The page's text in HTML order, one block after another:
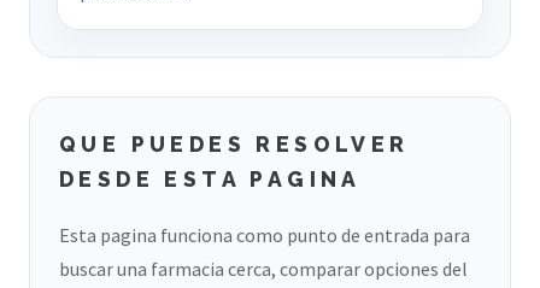
QUE PUEDES RESOLVER
DESDE ESTA PAGINA
Esta pagina funciona como punto de entrada para
buscar una farmacia cerca, comparar opciones del